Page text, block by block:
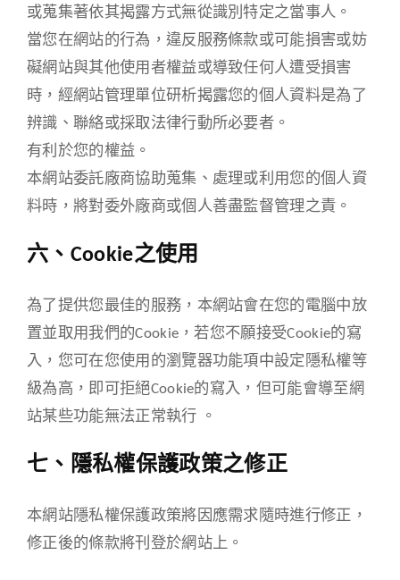
或蒐集著依其揭露方式無從識別特定之當事人。
當您在網站的行為，違反服務條款或可能損害或妨
礙網站與其他使用者權益或導致任何人遭受損害
時，經網站管理單位研析揭露您的個人資料是為了
辨識、聯絡或採取法律行動所必要者。
有利於您的權益。
本網站委託廠商協助蒐集、處理或利用您的個人資
料時，將對委外廠商或個人善盡監督管理之責。
六、Cookie之使用
為了提供您最佳的服務，本網站會在您的電腦中放
置並取用我們的Cookie，若您不願接受Cookie的寫
入，您可在您使用的瀏覽器功能項中設定隱私權等
級為高，即可拒絕Cookie的寫入，但可能會導至網
站某些功能無法正常執行 。
七、隱私權保護政策之修正
本網站隱私權保護政策將因應需求隨時進行修正，
修正後的條款將刊登於網站上。